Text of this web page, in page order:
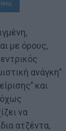
με όρους,
ανάγκη’’
και
να
ατζέντα,